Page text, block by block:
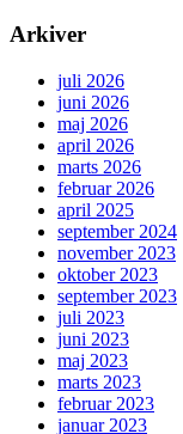
Arkiver
juli 2026
juni 2026
maj 2026
april 2026
marts 2026
februar 2026
april 2025
september 2024
november 2023
oktober 2023
september 2023
juli 2023
juni 2023
maj 2023
marts 2023
februar 2023
januar 2023